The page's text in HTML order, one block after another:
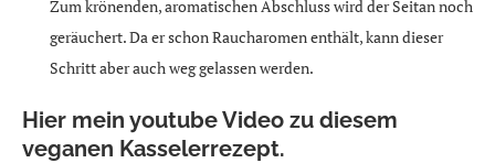
Zum krönenden, aromatischen Abschluss wird der Seitan noch
geräuchert. Da er schon Raucharomen enthält, kann dieser
Schritt aber auch weg gelassen werden.
Hier mein youtube Video zu diesem
veganen Kasselerrezept.